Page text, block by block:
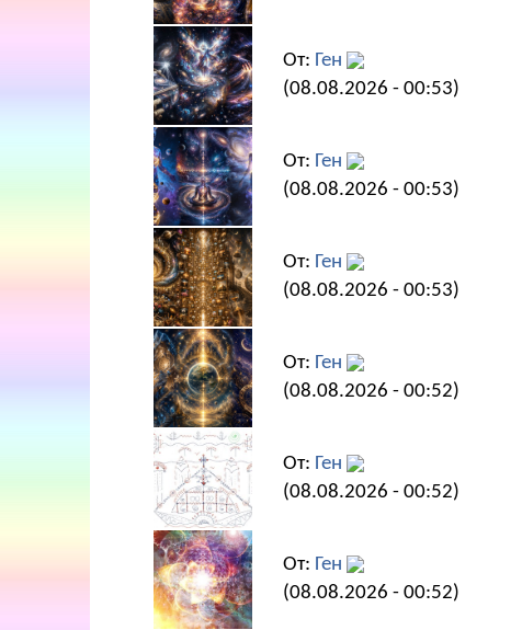
От: Ген
(08.08.2026 - 00:53)
От: Ген
(08.08.2026 - 00:53)
От: Ген
(08.08.2026 - 00:53)
От: Ген
(08.08.2026 - 00:52)
От: Ген
(08.08.2026 - 00:52)
От: Ген
(08.08.2026 - 00:52)